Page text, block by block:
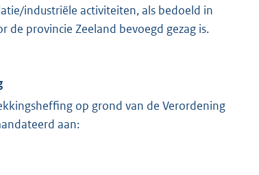
industriële activiteiten, als bedoeld in
de provincie Zeeland bevoegd gezag is.
op grond van de Verordening
aan: